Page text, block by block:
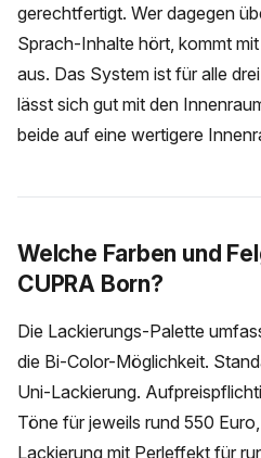
gerechtfertigt. Wer dagegen
Sprach-Inhalte hört, kommt
aus. Das System ist für alle
lässt sich gut mit den
beide auf eine wertigere
Welche Farben und
CUPRA Born?
Die Lackierungs-Palette
die Bi-Color-Möglichkeit.
Uni-Lackierung.
Töne für jeweils rund 550
Lackierung mit Perleffekt für